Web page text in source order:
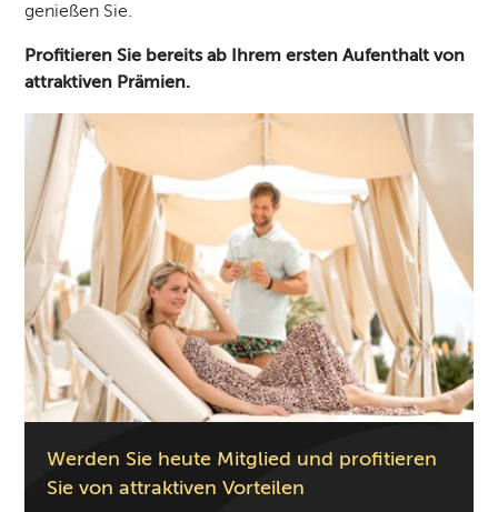
genießen Sie.
Profitieren Sie bereits ab Ihrem ersten Aufenthalt von
attraktiven Prämien.
Werden Sie heute Mitglied und profitieren
Sie von attraktiven Vorteilen